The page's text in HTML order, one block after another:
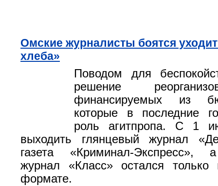
Омские журналисты боятся
хлеба»
Поводом для
решение
финансируемых из
которые в последние
роль агитпропа. С 1
выходить глянцевый журнал
газета «Криминал-Экспресс»,
журнал «Класс» остался только
формате.